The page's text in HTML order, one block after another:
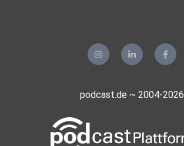
podcast.de ~ 2004-2026